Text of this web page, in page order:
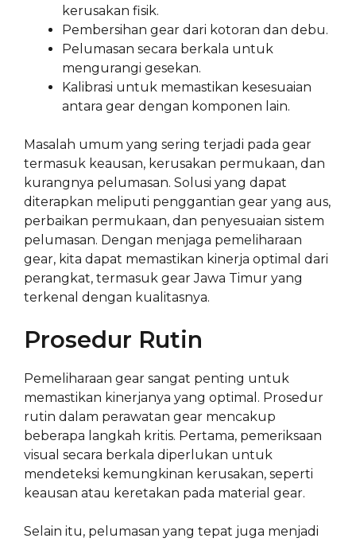
kerusakan fisik.
Pembersihan gear dari kotoran dan debu.
Pelumasan secara berkala untuk
mengurangi gesekan.
Kalibrasi untuk memastikan kesesuaian
antara gear dengan komponen lain.
Masalah umum yang sering terjadi pada gear
termasuk keausan, kerusakan permukaan, dan
kurangnya pelumasan. Solusi yang dapat
diterapkan meliputi penggantian gear yang aus,
perbaikan permukaan, dan penyesuaian sistem
pelumasan. Dengan menjaga pemeliharaan
gear, kita dapat memastikan kinerja optimal dari
perangkat, termasuk gear Jawa Timur yang
terkenal dengan kualitasnya.
Prosedur Rutin
Pemeliharaan gear sangat penting untuk
memastikan kinerjanya yang optimal. Prosedur
rutin dalam perawatan gear mencakup
beberapa langkah kritis. Pertama, pemeriksaan
visual secara berkala diperlukan untuk
mendeteksi kemungkinan kerusakan, seperti
keausan atau keretakan pada material gear.
Selain itu, pelumasan yang tepat juga menjadi